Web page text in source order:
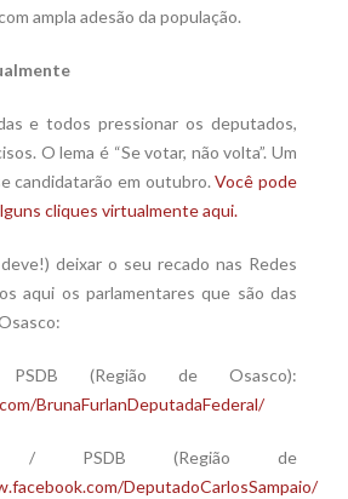
ampla adesão da população.
e todos pressionar os deputados,
O lema é “Se votar, não volta”. Um
candidatarão em outubro.Você pode
cliques virtualmente aqui.
deixar o seu recado nas Redes
aqui os parlamentares que são das
(Região de Osasco):
BrunaFurlanDeputadaFederal/
/ PSDB (Região de
DeputadoCarlosSampaio/